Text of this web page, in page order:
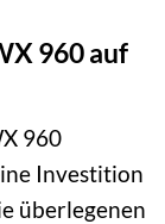
960 auf
960
Investition
überlegenen